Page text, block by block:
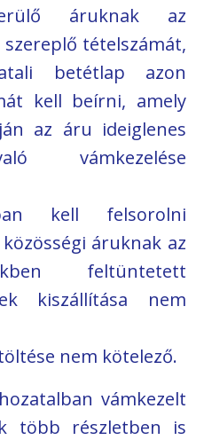
áruknak az
tételszámát,
betétlap azon
kell beírni, amely
az áru ideiglenes
vámkezelése
kell felsorolni
áruknak az
feltüntetett
kiszállítása nem
nem kötelező.
vámkezelt
több részletben is